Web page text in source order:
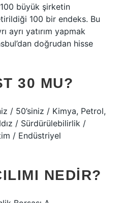
büyük şirketin
100 bir endeks. Bu
ayrı yatırım yapmak
doğrudan hisse
30 MU?
/ 50’siniz / Kimya, Petrol,
/ Sürdürülebilirlik /
/ Endüstriyel
NEDIR?